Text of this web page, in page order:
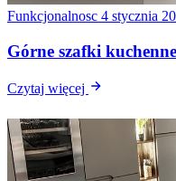
Funkcjonalnosc 4 stycznia
Górne szafki
Czytaj więcej